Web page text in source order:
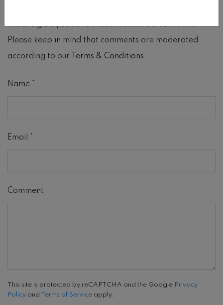
We are glad you have chosen to leave a comment.
Please keep in mind that comments are moderated
according to our Terms & Conditions.
Name
Email
Comment
This site is protected by reCAPTCHA and the Google Privacy
Policy and Terms of Service apply.